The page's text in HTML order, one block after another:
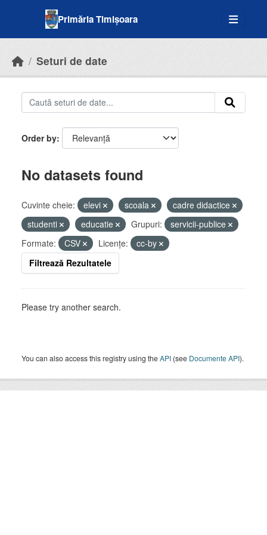
Primăria Timișoara
Seturi de date
Order by
No datasets found
Cuvinte cheie: elevi scoala
cadre didactice
studenti
educatie Grupuri:
servicii-publice
Formate:
CSV Licenţe:
cc-by
Filtrează Rezultatele
Please try another search.
You can also access this registry using theAPI (see Documente API).